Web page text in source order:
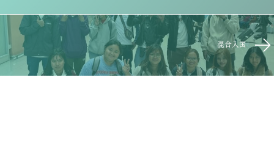
混合入国